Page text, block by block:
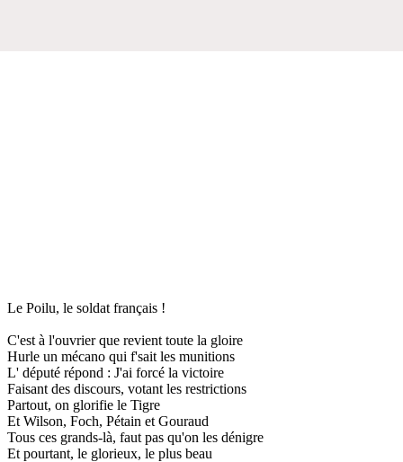
Le Poilu, le soldat français !
C'est à l'ouvrier que revient toute la gloire
Hurle un mécano qui f'sait les munitions
L' député répond : J'ai forcé la victoire
Faisant des discours, votant les restrictions
Partout, on glorifie le Tigre
Et Wilson, Foch, Pétain et Gouraud
Tous ces grands-là, faut pas qu'on les dénigre
Et pourtant, le glorieux, le plus beau